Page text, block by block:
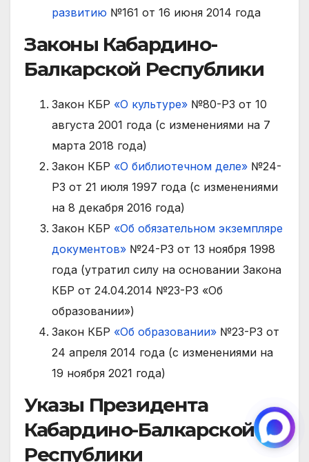
развитию №161 от 16 июня 2014 года
Законы Кабардино-
Балкарской Республики
Закон КБР «О культуре» №80-РЗ от 10
августа 2001 года (с изменениями на 7
марта 2018 года)
Закон КБР «О библиотечном деле» №24-
РЗ от 21 июля 1997 года (с изменениями
на 8 декабря 2016 года)
Закон КБР «Об обязательном экземпляре
документов» №24-РЗ от 13 ноября 1998
года (утратил силу на основании Закона
КБР от 24.04.2014 №23-РЗ «Об
образовании»)
Закон КБР «Об образовании» №23-РЗ от
24 апреля 2014 года (с изменениями на
19 ноября 2021 года)
Указы Президента
Кабардино-Балкарской
Республики